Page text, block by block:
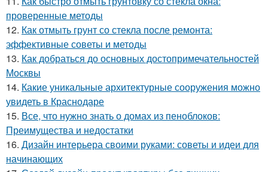
проверенные методы
12. Как отмыть грунт со стекла после ремонта:
эффективные советы и методы
13. Как добраться до основных достопримечательностей
Москвы
14. Какие уникальные архитектурные сооружения можно
увидеть в Краснодаре
15. Все, что нужно знать о домах из пеноблоков:
Преимущества и недостатки
16. Дизайн интерьера своими руками: советы и идеи для
начинающих